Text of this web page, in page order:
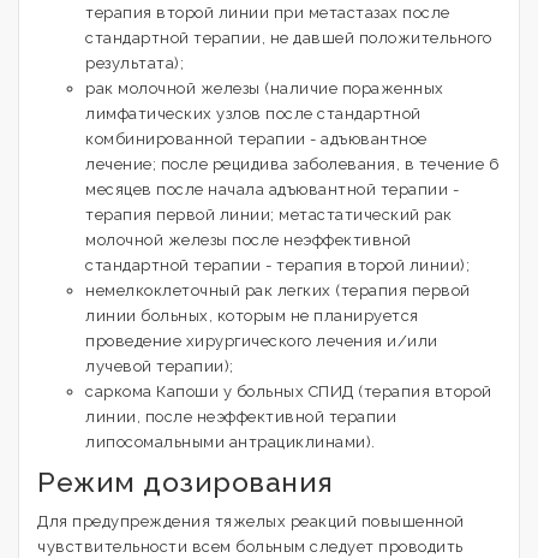
терапия второй линии при метастазах после
стандартной терапии, не давшей положительного
результата);
рак молочной железы (наличие пораженных
лимфатических узлов после стандартной
комбинированной терапии - адъювантное
лечение; после рецидива заболевания, в течение 6
месяцев после начала адъювантной терапии -
терапия первой линии; метастатический рак
молочной железы после неэффективной
стандартной терапии - терапия второй линии);
немелкоклеточный рак легких (терапия первой
линии больных, которым не планируется
проведение хирургического лечения и/или
лучевой терапии);
саркома Капоши у больных СПИД (терапия второй
линии, после неэффективной терапии
липосомальными антрациклинами).
Режим дозирования
Для предупреждения тяжелых реакций повышенной
чувствительности всем больным следует проводить